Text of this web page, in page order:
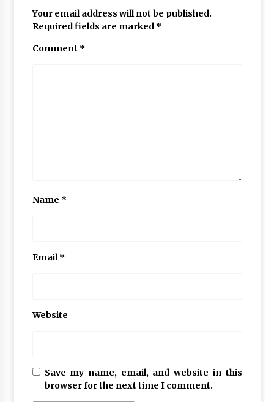
Your email address will not be published.
Required fields are marked *
Comment *
Name *
Email*
Website
Save my name, email, and website in this
browser for the next time I comment.